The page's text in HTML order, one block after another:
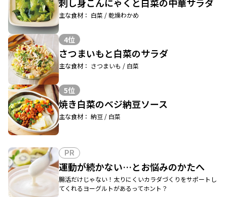
刺し身こんにゃくと白菜の中華サラダ
主な食材： 白菜 / 乾燥わかめ
4位
さつまいもと白菜のサラダ
主な食材： さつまいも / 白菜
5位
焼き白菜のベジ納豆ソース
主な食材： 納豆 / 白菜
PR
運動が続かない…とお悩みのかたへ
腸活だけじゃない！太りにくいカラダづくりをサポートし
てくれるヨーグルトがあるってホント？